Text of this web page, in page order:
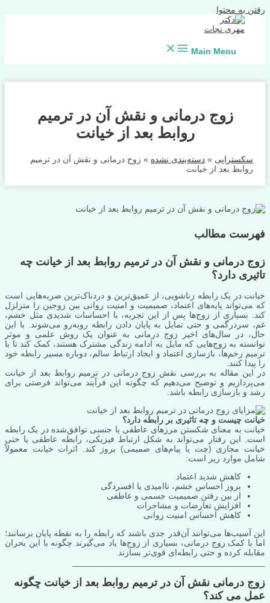
رفتن به محتوا
Main Menu
زوج درمانی و نقش آن در ترمیم
روابط بعد از خیانت
سکستراپی » دسته‌بندی نشده » زوج درمانی و نقش آن در ترمیم
روابط بعد از خیانت
فهرست مطالب
زوج درمانی و نقش آن در ترمیم روابط بعد از خیانت چه
تاثیری دارد؟
خیانت در یک رابطه زناشویی، از عمیق‌ترین و دردناک‌ترین ضربه‌هایی است
که می‌تواند پایه‌های اعتماد، صمیمیت و امنیت روانی بین زوجین را متزلزل
کند. بسیاری از زوج‌ها پس از این تجربه، با احساسات شدیدی مثل خشم،
غم، سردرگمی و حتی تمایل به پایان دادن رابطه روبه‌رو می‌شوند. با این
حال، در سال‌های اخیر زوج درمانی به عنوان یک روش علمی و موثر
توانسته به زوج‌هایی که مایل به ادامه زندگی مشترک هستند، کمک کند تا با
ترمیم زخم‌ها، بازسازی اعتماد و ایجاد ارتباط سالم، دوباره مسیر رابطه خود
را پیدا کنند.
در این مقاله به بررسی نقش زوج درمانی در ترمیم روابط بعد از خیانت
می‌پردازیم و توضیح می‌دهیم که چگونه این فرآیند می‌تواند فرصتی برای
رشد و بازسازی رابطه باشد.
خیانت چیست و چه تاثیری بر رابطه دارد؟
خیانت به معنای شکستن مرزهای عاطفی یا جنسی توافق‌شده در یک رابطه
است. این رفتار می‌تواند به شکل ارتباط فیزیکی، رابطه عاطفی یا حتی
خیانت مجازی (چت یا پیام‌های صمیمی) بروز کند. اثرات خیانت معمولاً
شامل موارد زیر است:
کاهش شدید اعتماد
بروز احساس خشم، ناامیدی یا افسردگی
از بین رفتن صمیمیت جسمی و عاطفی
افزایش تعارضات و مشاجرات
کاهش احساس امنیت روانی
این آسیب‌ها می‌توانند آن‌قدر جدی باشند که رابطه را به نقطه پایان برسانند؛
اما با کمک زوج درمانی، بسیاری از زوج‌ها یاد می‌گیرند چگونه با این بحران
مقابله کرده و حتی رابطه‌ای قوی‌تر بسازند.
زوج درمانی نقش آن در ترمیم روابط بعد از خیانت چگونه
عمل می کند؟